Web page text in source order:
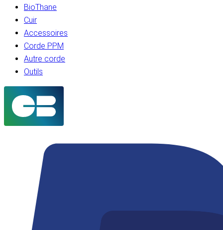
BioThane
Cuir
Accessoires
Corde PPM
Autre corde
Outils